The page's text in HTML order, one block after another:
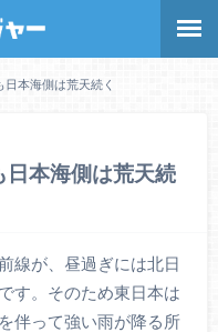
日本海側は荒天続く
日本海側は荒天続
線が、昼過ぎには北日
す。そのため東日本は
伴って強い雨が降る所